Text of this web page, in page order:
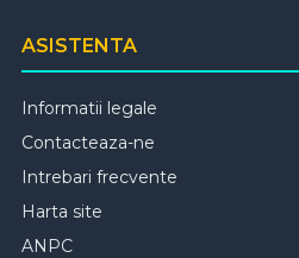
ASISTENTA
Informatii legale
Contacteaza-ne
Intrebari frecvente
Harta site
ANPC